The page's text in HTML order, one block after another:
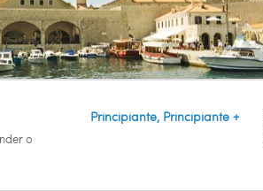
o
Principiante, Principiante +